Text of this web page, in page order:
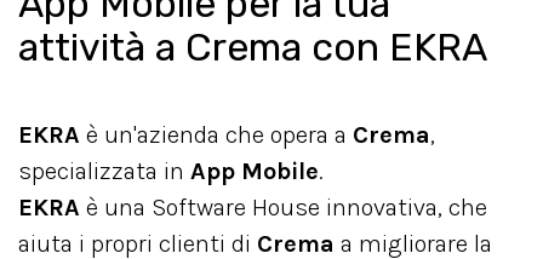
attività a Crema con EKRA
EKRA è un'azienda che opera a Crema,
specializzata in App Mobile.
EKRA è una Software House innovativa, che
aiuta i propri clienti di Crema a migliorare la